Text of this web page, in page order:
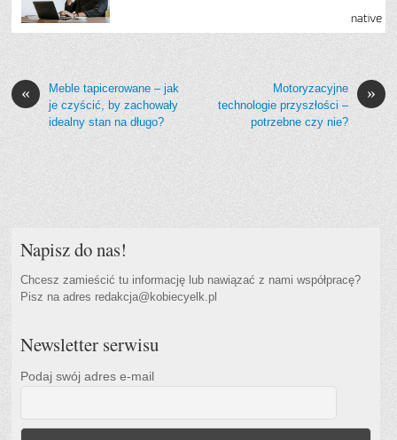
«
Meble tapicerowane – jak
je czyścić, by zachowały
idealny stan na długo?
»
Motoryzacyjne
technologie przyszłości –
potrzebne czy nie?
Napisz do nas!
Chcesz zamieścić tu informację lub nawiązać z nami współpracę?
Pisz na adres redakcja@kobiecyelk.pl
Newsletter serwisu
Podaj swój adres e-mail